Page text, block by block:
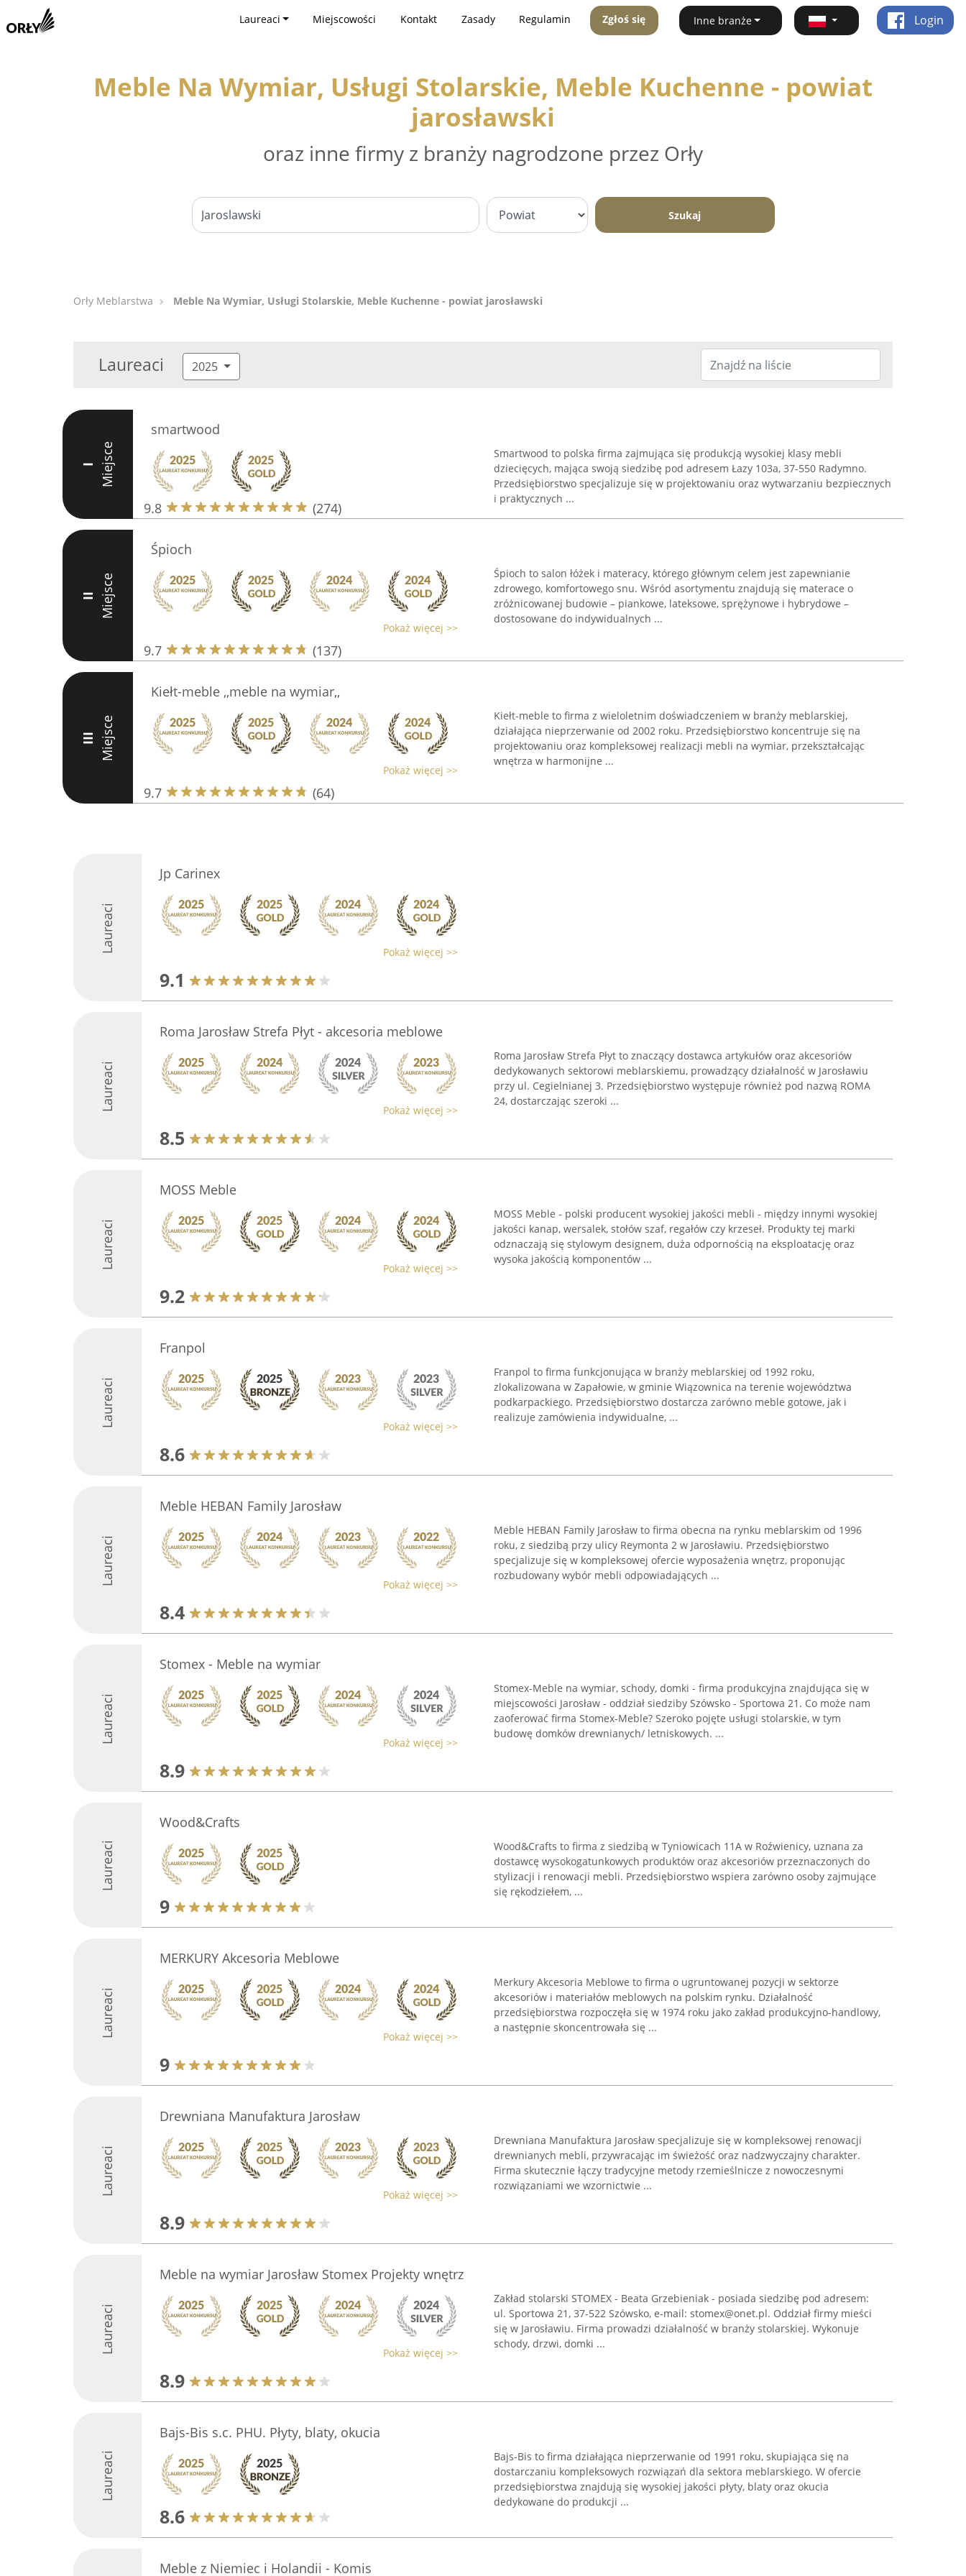
Laureaci Miejscowości Kontakt Zasady Regulamin Zgłoś się Inne branże Login
Meble Na Wymiar, Usługi Stolarskie, Meble Kuchenne - powiat
jarosławski
oraz inne firmy z branży nagrodzone przez Orły
Szukaj
Orły Meblarstwa Meble Na Wymiar, Usługi Stolarskie, Meble Kuchenne - powiat jarosławski
Laureaci 2025
I Miejsce
smartwood
9.8 (274)
Smartwood to polska firma zajmująca się produkcją wysokiej klasy mebli
dziecięcych, mająca swoją siedzibę pod adresem Łazy 103a, 37-550 Radymno.
Przedsiębiorstwo specjalizuje się w projektowaniu oraz wytwarzaniu bezpiecznych
i praktycznych ...
II Miejsce
Śpioch
Pokaż więcej >>
9.7 (137)
Śpioch to salon łóżek i materacy, którego głównym celem jest zapewnianie
zdrowego, komfortowego snu. Wśród asortymentu znajdują się materace o
zróżnicowanej budowie – piankowe, lateksowe, sprężynowe i hybrydowe –
dostosowane do indywidualnych ...
III Miejsce
Kiełt-meble ,,meble na wymiar,,
Pokaż więcej >>
9.7 (64)
Kiełt-meble to firma z wieloletnim doświadczeniem w branży meblarskiej,
działająca nieprzerwanie od 2002 roku. Przedsiębiorstwo koncentruje się na
projektowaniu oraz kompleksowej realizacji mebli na wymiar, przekształcając
wnętrza w harmonijne ...
Laureaci
Jp Carinex
Pokaż więcej >>
9.1
Laureaci
Roma Jarosław Strefa Płyt - akcesoria meblowe
Pokaż więcej >>
8.5
Roma Jarosław Strefa Płyt to znaczący dostawca artykułów oraz akcesoriów
dedykowanych sektorowi meblarskiemu, prowadzący działalność w Jarosławiu
przy ul. Cegielnianej 3. Przedsiębiorstwo występuje również pod nazwą ROMA
24, dostarczając szeroki ...
Laureaci
MOSS Meble
Pokaż więcej >>
9.2
MOSS Meble - polski producent wysokiej jakości mebli - między innymi wysokiej
jakości kanap, wersalek, stołów szaf, regałów czy krzeseł. Produkty tej marki
odznaczają się stylowym designem, duża odpornością na eksploatację oraz
wysoka jakością komponentów ...
Laureaci
Franpol
Pokaż więcej >>
8.6
Franpol to firma funkcjonująca w branży meblarskiej od 1992 roku,
zlokalizowana w Zapałowie, w gminie Wiązownica na terenie województwa
podkarpackiego. Przedsiębiorstwo dostarcza zarówno meble gotowe, jak i
realizuje zamówienia indywidualne, ...
Laureaci
Meble HEBAN Family Jarosław
Pokaż więcej >>
8.4
Meble HEBAN Family Jarosław to firma obecna na rynku meblarskim od 1996
roku, z siedzibą przy ulicy Reymonta 2 w Jarosławiu. Przedsiębiorstwo
specjalizuje się w kompleksowej ofercie wyposażenia wnętrz, proponując
rozbudowany wybór mebli odpowiadających ...
Laureaci
Stomex - Meble na wymiar
Pokaż więcej >>
8.9
Stomex-Meble na wymiar, schody, domki - firma produkcyjna znajdująca się w
miejscowości Jarosław - oddział siedziby Szówsko - Sportowa 21. Co może nam
zaoferować firma Stomex-Meble? Szeroko pojęte usługi stolarskie, w tym
budowę domków drewnianych/ letniskowych. ...
Laureaci
Wood&Crafts
9
Wood&Crafts to firma z siedzibą w Tyniowicach 11A w Roźwienicy, uznana za
dostawcę wysokogatunkowych produktów oraz akcesoriów przeznaczonych do
stylizacji i renowacji mebli. Przedsiębiorstwo wspiera zarówno osoby zajmujące
się rękodziełem, ...
Laureaci
MERKURY Akcesoria Meblowe
Pokaż więcej >>
9
Merkury Akcesoria Meblowe to firma o ugruntowanej pozycji w sektorze
akcesoriów i materiałów meblowych na polskim rynku. Działalność
przedsiębiorstwa rozpoczęła się w 1974 roku jako zakład produkcyjno-handlowy,
a następnie skoncentrowała się ...
Laureaci
Drewniana Manufaktura Jarosław
Pokaż więcej >>
8.9
Drewniana Manufaktura Jarosław specjalizuje się w kompleksowej renowacji
drewnianych mebli, przywracając im świeżość oraz nadzwyczajny charakter.
Firma skutecznie łączy tradycyjne metody rzemieślnicze z nowoczesnymi
rozwiązaniami we wzornictwie ...
Laureaci
Meble na wymiar Jarosław Stomex Projekty wnętrz
Pokaż więcej >>
8.9
Zakład stolarski STOMEX - Beata Grzebieniak - posiada siedzibę pod adresem:
ul. Sportowa 21, 37-522 Szówsko, e-mail: stomex@onet.pl. Oddział firmy mieści
się w Jarosławiu. Firma prowadzi działalność w branży stolarskiej. Wykonuje
schody, drzwi, domki ...
Laureaci
Bajs-Bis s.c. PHU. Płyty, blaty, okucia
8.6
Bajs-Bis to firma działająca nieprzerwanie od 1991 roku, skupiająca się na
dostarczaniu kompleksowych rozwiązań dla sektora meblarskiego. W ofercie
przedsiębiorstwa znajdują się wysokiej jakości płyty, blaty oraz okucia
dedykowane do produkcji ...
Meble z Niemiec i Holandii - Komis